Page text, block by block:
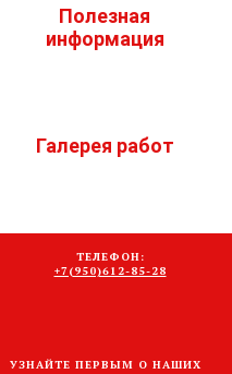
Полезная
информация
Галерея работ
ТЕЛЕФОН:
+7(950)612-85-28
УЗНАЙТЕ ПЕРВЫМ О НАШИХ